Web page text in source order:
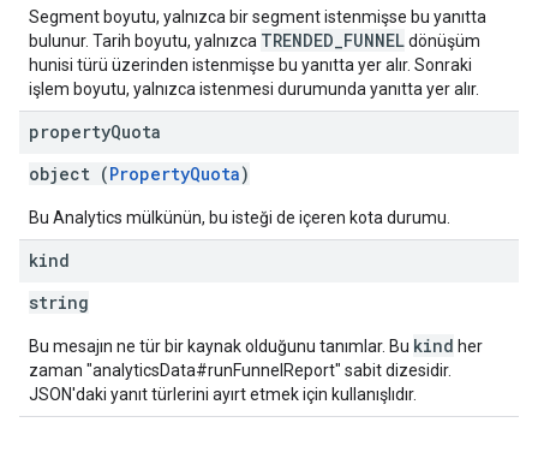
Segment boyutu, yalnızca bir segment istenmişse bu yanıtta
bulunur. Tarih boyutu, yalnızca TRENDED_FUNNELdönüşüm
hunisi türü üzerinden istenmişse bu yanıtta yer alır. Sonraki
işlem boyutu, yalnızca istenmesi durumunda yanıtta yer alır.
propertyQuota
object (PropertyQuota)
Bu Analytics mülkünün, bu isteği de içeren kota durumu.
kind
string
Bu mesajın ne tür bir kaynak olduğunu tanımlar. Bu kind her
zaman "analyticsData#runFunnelReport" sabit dizesidir.
JSON'daki yanıt türlerini ayırt etmek için kullanışlıdır.